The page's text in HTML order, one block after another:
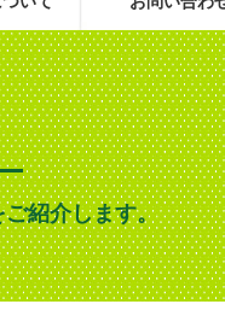
紹介します。